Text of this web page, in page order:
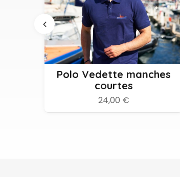
S M XL XXL
XXXL
XS
Polo Vedette manches
courtes
24,00 €